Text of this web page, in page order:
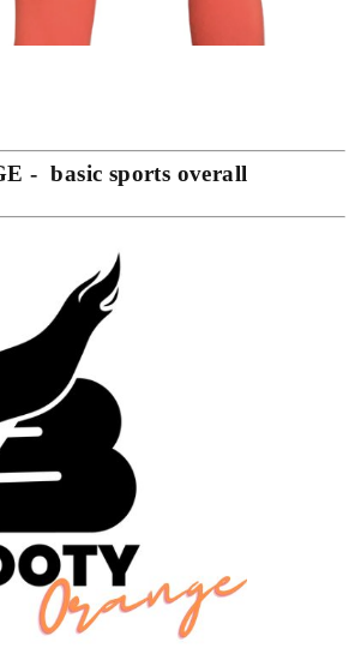
- basic sports overall